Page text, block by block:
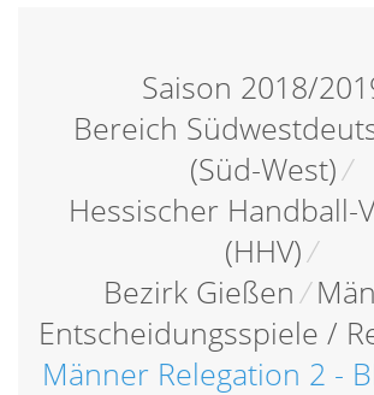
Saison 2018/
Bereich
(Süd-West)/
Hessischer Handball-
(HHV)/
Bezirk Gießen /
Entscheidungsspiele /
Männer Relegation 2 -